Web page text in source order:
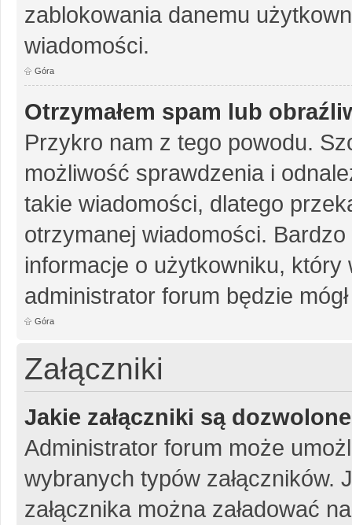
zablokowania danemu
wiadomości.
Góra
Otrzymałem spam lub
Przykro nam z tego powodu.
możliwość sprawdzenia i
takie wiadomości, dlatego
otrzymanej wiadomości.
informacje o użytkowniku, który
administrator forum będzie
Góra
Załączniki
Jakie załączniki są
Administrator forum może
wybranych typów załączników.
załącznika można załadować